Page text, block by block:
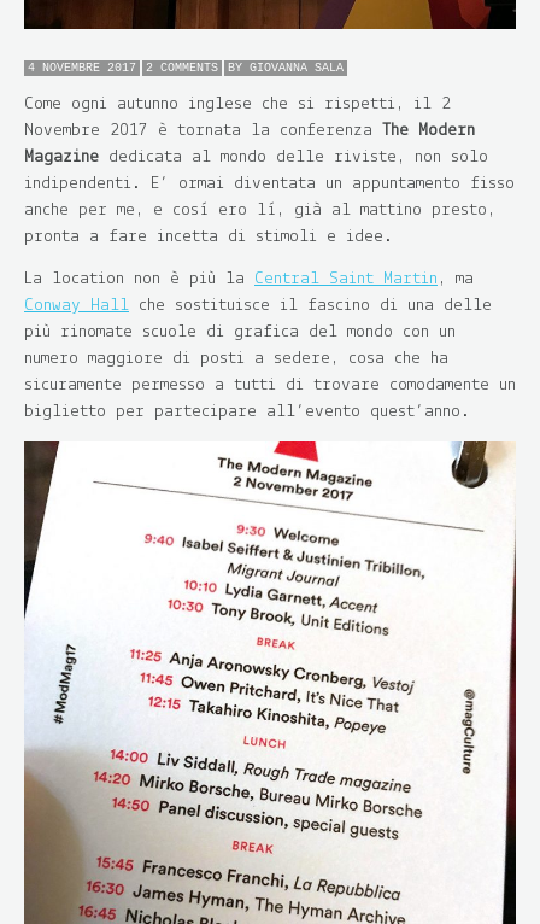
4 NOVEMBRE 2017 2 COMMENTS BY GIOVANNA SALA
Come ogni autunno inglese che si rispetti, il 2
Novembre 2017 è tornata la conferenza
The Modern
Magazine dedicata al mondo delle riviste, non solo
indipendenti. E’ ormai diventata un appuntamento fisso
anche per me, e così ero lì, già al mattino presto,
pronta a fare incetta di stimoli e idee.
La location non è più la Central Saint Martin , ma
Conway Hall che sostituisce il fascino di una delle
più rinomate scuole di grafica del mondo con un
numero maggiore di posti a sedere, cosa che ha
sicuramente permesso a tutti di trovare comodamente un
biglietto per partecipare all’evento quest’anno.